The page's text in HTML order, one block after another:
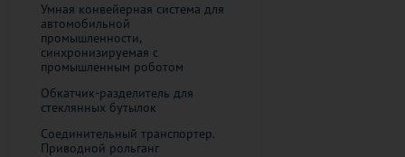
Умная конвейерная система для
автомобильной
промышленности,
синхронизируемая с
промышленным роботом
Обкатчик-разделитель для
стеклянных бутылок
Соединительный транспортер.
Приводной рольганг